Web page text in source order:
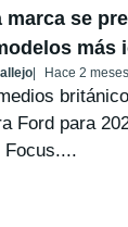
se
más
Hace 2 meses
Ford para
Focus....